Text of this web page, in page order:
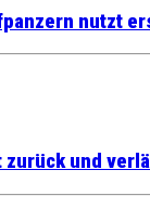
nutzt
und